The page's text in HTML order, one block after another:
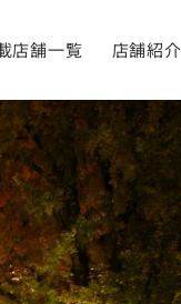
店舗一覧 店舗紹